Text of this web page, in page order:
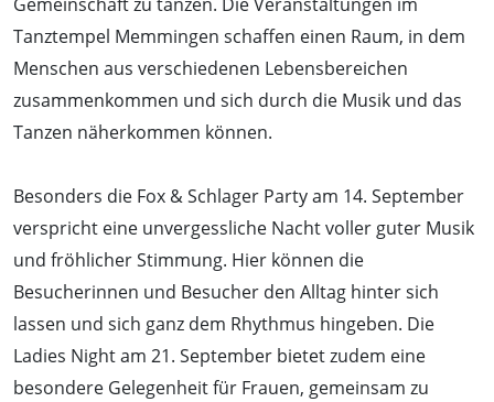
Tanztempel Memmingen schaffen einen Raum, in dem
Menschen aus verschiedenen Lebensbereichen
zusammenkommen und sich durch die Musik und das
Tanzen näherkommen können.
Besonders die Fox & Schlager Party am 14. September
verspricht eine unvergessliche Nacht voller guter Musik
und fröhlicher Stimmung. Hier können die
Besucherinnen und Besucher den Alltag hinter sich
lassen und sich ganz dem Rhythmus hingeben. Die
Ladies Night am 21. September bietet zudem eine
besondere Gelegenheit für Frauen, gemeinsam zu